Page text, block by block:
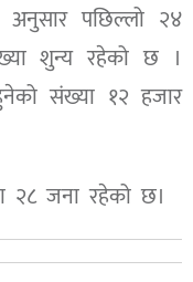
अनुसार पछिल्लो २४
शुन्य रहेको छ ।
संख्या १२ हजार
२८ जना रहेको छ।